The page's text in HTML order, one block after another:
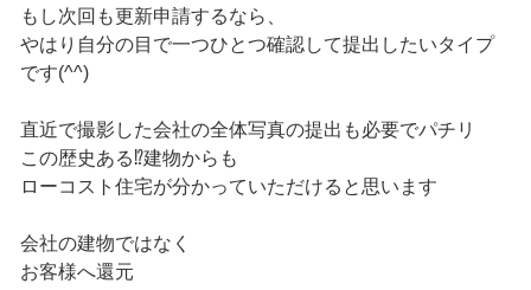
もし次回も更新申請するなら、
やはり自分の目で一つひとつ確認して提出したいタイプ
です(^^)
直近で撮影した会社の全体写真の提出も必要でパチリ
この歴史ある⁉建物からも
ローコスト住宅が分かっていただけると思います
会社の建物ではなく
お客様へ還元